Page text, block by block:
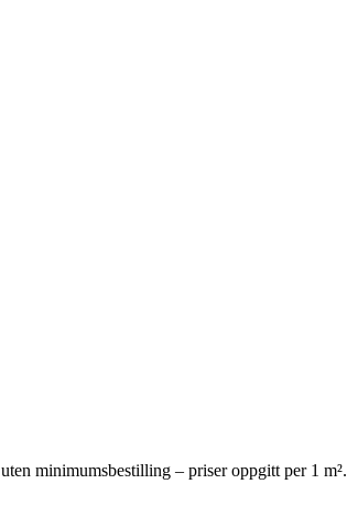
minimumsbestilling – priser oppgitt per 1 m².